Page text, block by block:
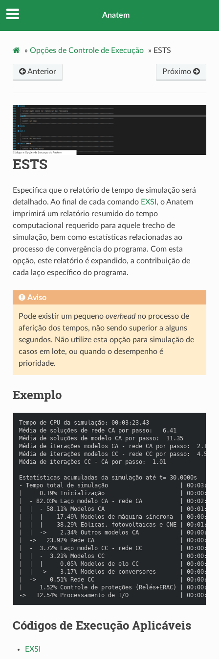
Anatem
» Opções de Controle de Execução » ESTS
Próximo
Anterior
ESTS
Especifica que o relatório de tempo de simulação será
detalhado. Ao final de cada comando EXSI , o Anatem
imprimirá um relatório resumido do tempo
computacional requerido para aquele trecho de
simulação, bem como estatísticas relacionadas ao
processo de convergência do programa. Com esta
opção, este relatório é expandido, a contribuição de
cada laço específico do programa.
Aviso
Pode existir um pequeno overheadno processo de
aferição dos tempos, não sendo superior a alguns
segundos. Não utilize esta opção para simulação de
casos em lote, ou quando o desempenho é
prioridade.
Exemplo
Tempo de CPU da simulação: 00:03:23.43
Média de soluções de rede CA por passo:   6.41
Média de soluções de modelo CA por passo:  11.35
Média de iterações modelos CA - rede CA por passo:  2.10
Média de iterações modelos CC - rede CC por passo:  4.56
Média de iterações CC - CA por passo:  1.01
Estatísticas acumuladas da simulação até t= 30.0000s
- Tempo total de simulação                     |
|     0.19% Inicialização                      |
|  - 82.03% Laço modelo CA - rede CA           |
|  |  - 58.11% Modelos CA                      |
|  |  |    17.49% Modelos de máquina síncrona  |
|  |  |    38.29% Eólicas, fotovoltaicas e CNE |
|  |  ->    2.34% Outros modelos CA            |
|  ->   23.92% Rede CA                         |
|  -  3.72% Laço modelo CC - rede CC           |
|  |  -  3.21% Modelos CC                      |
|  |  |     0.05% Modelos de elo CC            |
|  |  ->    3.17% Modelos de conversores       |
|  ->    0.51% Rede CC                         |
|     1.52% Controle de proteções (Relés+ERAC) |
Códigos de Execução Aplicáveis
EXSI